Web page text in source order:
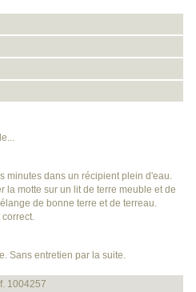
minutes dans un récipient plein d'eau.
la motte sur un lit de terre meuble et de
de bonne terre et de terreau.
Sans entretien par la suite.
1004257